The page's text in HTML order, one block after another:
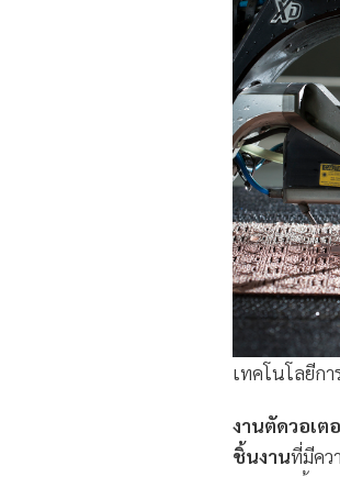
เทคโนโลยีก
งานตัดวอเต
ชิ้นงานที่มีคว